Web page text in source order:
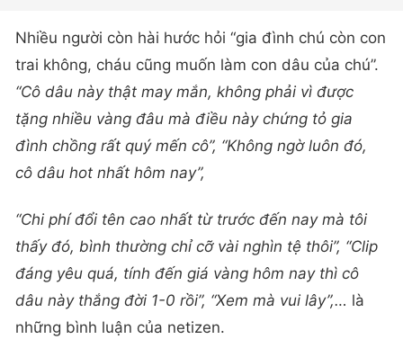
Nhiều người còn hài hước hỏi “gia đình chú còn con
trai không, cháu cũng muốn làm con dâu của chú”.
“Cô dâu này thật may mắn, không phải vì được
tặng nhiều vàng đâu mà điều này chứng tỏ gia
đình chồng rất quý mến cô”, “Không ngờ luôn đó,
cô dâu hot nhất hôm nay”,
“Chi phí đổi tên cao nhất từ trước đến nay mà tôi
thấy đó, bình thường chỉ cỡ vài nghìn tệ thôi”, “Clip
đáng yêu quá, tính đến giá vàng hôm nay thì cô
dâu này thắng đời 1-0 rồi”, “Xem mà vui lây”,… là
những bình luận của netizen.